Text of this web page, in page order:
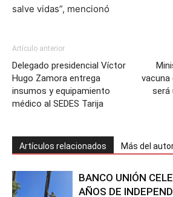
salve vidas”, mencionó
Artículo anterior
Delegado presidencial Víctor
Hugo Zamora entrega
insumos y equipamiento
médico al SEDES Tarija
vacuna
será
Artículos relacionados Más del
BANCO UNIÓN
AÑOS DE